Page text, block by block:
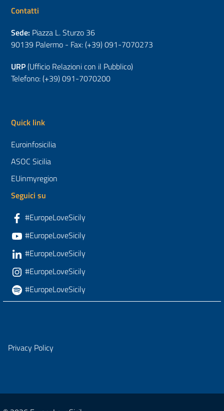
Contatti
Sede: Piazza L. Sturzo 36
90139 Palermo - Fax: (+39) 091-7070273
URP(Ufficio Relazioni con il Pubblico)
Telefono: (+39) 091-7070200
Quick link
Euroinfosicilia
ASOC Sicilia
EUinmyregion
Seguici su
#EuropeLoveSicily
#EuropeLoveSicily
#EuropeLoveSicily
#EuropeLoveSicily
#EuropeLoveSicily
Privacy Policy